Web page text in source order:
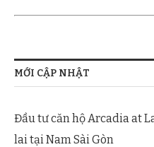
MỚI CẬP NHẬT
Đầu tư căn hộ Arcadia at
lai tại Nam Sài Gòn